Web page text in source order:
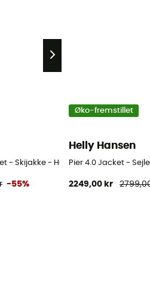
- Skijakke - Herrer
-55%
Øko-fremstillet
Helly Hansen
Pier 4.0 Jacket -
2249,00 kr